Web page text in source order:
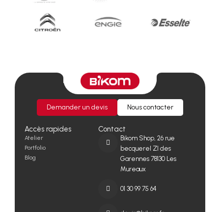
Demander un devis Nous contacter
Accès rapides
Atelier
Portfolio
Blog
Contact
Bikom Shop, 26 rue
becquerel ZI des
Garennes 78130 Les
Mureaux
01 30 99 75 64